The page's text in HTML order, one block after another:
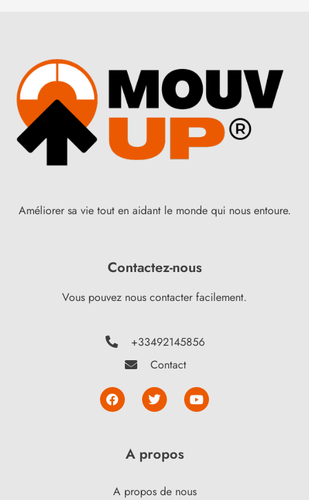
Améliorer sa vie tout en aidant le monde qui nous entoure.
Contactez-nous
Vous pouvez nous contacter facilement.
+33492145856
Contact
A propos
A propos de nous